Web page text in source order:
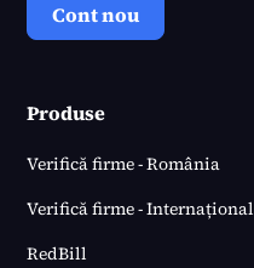
Cont nou
Produse
Verifică firme - România
Verifică firme - Internațional
RedBill